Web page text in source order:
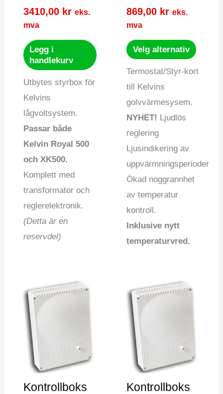
3410,00 kr eks.
mva
Legg i
handlekurv
Utbytes styrbox för
Kelvins
lågvoltsystem.
Passar både
Kelvin Royal 500
och XK500.
Komplett med
transformator och
reglerelektronik.
(Detta är en
reservdel)
869,00 kr eks.
mva
Velg alternativ
har
på
Termostat/Styr-kort
till Kelvins
golvvärmesysem.
NYHET! Ljudlös
reglering
Ljusindikering av
uppvärmningsperioder
Ökad noggrannhet
av temperatur
kontroll.
Inklusive nytt
temperaturvred.
Kontrollboks
Kontrollboks